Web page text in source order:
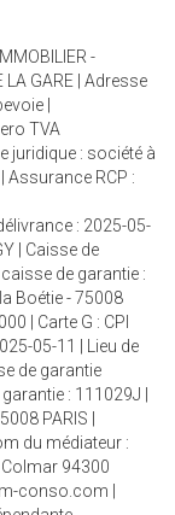
-
GARE | Adresse
|
TVA
juridique : société à
Assurance RCP :
: 2025-05-
| Caisse de
caisse de garantie :
Boétie - 75008
| Carte G : CPI
05-11 | Lieu de
de garantie
: 111029J |
PARIS |
du médiateur :
Colmar 94300
conso.com